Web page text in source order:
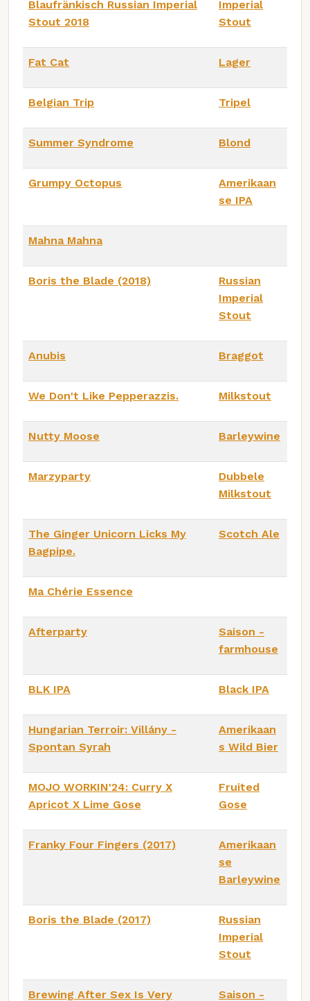
Blaufränkisch Russian Imperial
Stout 2018
Imperial
Stout
Fat Cat Lager
Belgian Trip Tripel
Summer Syndrome Blond
Grumpy Octopus
Amerikaan
se IPA
Mahna Mahna
Boris the Blade (2018)
Russian
Imperial
Stout
Anubis Braggot
We Don't Like Pepperazzis. Milkstout
Nutty Moose Barleywine
Marzyparty
Dubbele
Milkstout
The Ginger Unicorn Licks My
Bagpipe.
Scotch Ale
Ma Chérie Essence
Afterparty
Saison -
farmhouse
BLK IPA Black IPA
Hungarian Terroir: Villány -
Spontan Syrah
Amerikaan
s Wild Bier
MOJO WORKIN'24: Curry X
Apricot X Lime Gose
Fruited
Gose
Franky Four Fingers (2017)
Amerikaan
se
Barleywine
Boris the Blade (2017)
Russian
Imperial
Stout
Brewing After Sex Is Very
Saison -